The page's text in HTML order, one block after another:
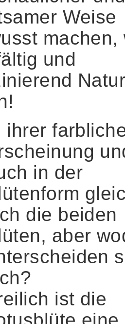
Weise
machen,
und
ihrer
in der
die beiden
aber
ist die